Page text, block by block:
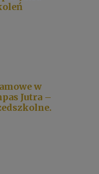
w
Jutra –